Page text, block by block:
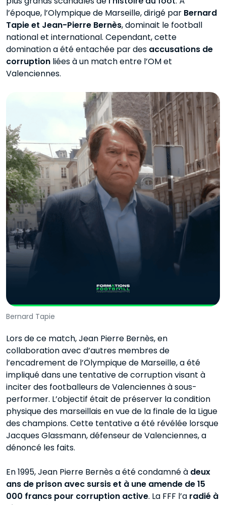
l’époque, l’Olympique de Marseille, dirigé par Bernard
Tapie et Jean-Pierre Bernès, dominait le football
national et international. Cependant, cette
domination a été entachée par des accusations de
corruption liées à un match entre l’OM et
Valenciennes.
Bernard Tapie
Lors de ce match, Jean Pierre Bernès, en
collaboration avec d’autres membres de
l’encadrement de l’Olympique de Marseille, a été
impliqué dans une tentative de corruption visant à
inciter des footballeurs de Valenciennes à sous-
performer. L’objectif était de préserver la condition
physique des marseillais en vue de la finale de la Ligue
des champions. Cette tentative a été révélée lorsque
Jacques Glassmann, défenseur de Valenciennes, a
dénoncé les faits.
En 1995, Jean Pierre Bernès a été condamné à deux
ans de prison avec sursis et à une amende de 15
000 francs pour corruption active. La FFF l’a radié à